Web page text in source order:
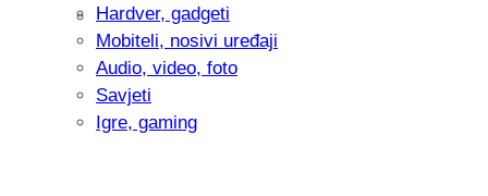
Intervju: Goran Jović, fotograf -
Hardver, gadgeti
Mobiteli, nosivi uređaji
Audio, video, foto
Savjeti
Igre, gaming